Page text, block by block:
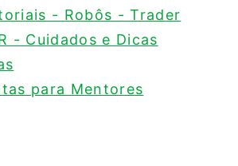
- Robôs - Trader
- Cuidados e Dicas
para Mentores